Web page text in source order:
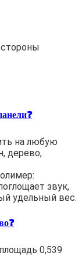
на любую
дерево,
звук,
удельный вес.
0,539